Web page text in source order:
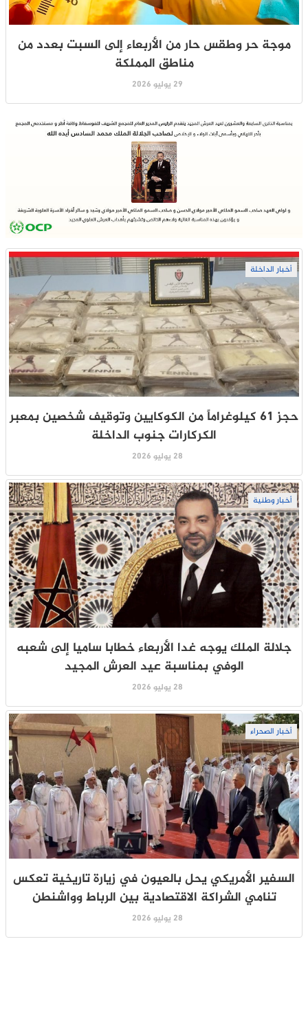
موجة حر وطقس حار من الأربعاء إلى السبت بعدد من
مناطق المملكة
29 يوليو 2026
أخبار الداخلة
حجز 61 كيلوغراماً من الكوكايين وتوقيف شخصين بمعبر
الكركارات جنوب الداخلة
28 يوليو 2026
أخبار وطنية
جلالة الملك يوجه غدا الأربعاء خطابا ساميا إلى شعبه
الوفي بمناسبة عيد العرش المجيد
28 يوليو 2026
أخبار الصحراء
السفير الأمريكي يحل بالعيون في زيارة تاريخية تعكس
تنامي الشراكة الاقتصادية بين الرباط وواشنطن
28 يوليو 2026